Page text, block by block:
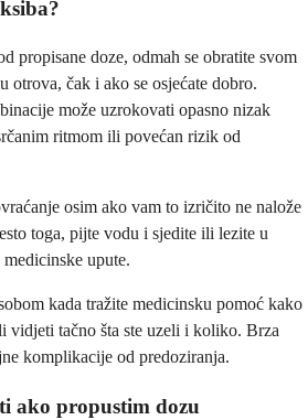
propisane doze, odmah se obratite svom
otrova, čak i ako se osjećate dobro.
može uzrokovati opasno nizak
ritmom ili povećan rizik od
osim ako vam to izričito ne nalože
toga, pijte vodu i sjedite ili lezite u
upute.
kada tražite medicinsku pomoć kako
vidjeti tačno šta ste uzeli i koliko. Brza
komplikacije od predoziranja.
ako propustim dozu